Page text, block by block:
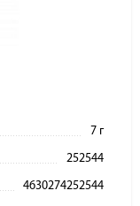
7 г
252544
4630274252544